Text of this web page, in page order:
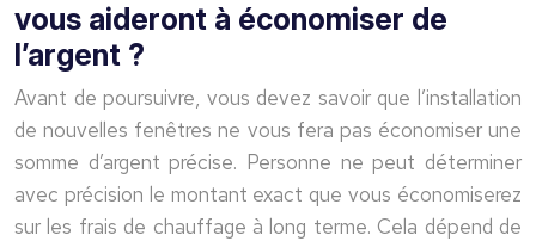
vous aideront à économiser de
l’argent ?
Avant de poursuivre, vous devez savoir que l’installation
de nouvelles fenêtres ne vous fera pas économiser une
somme d’argent précise. Personne ne peut déterminer
avec précision le montant exact que vous économiserez
sur les frais de chauffage à long terme. Cela dépend de